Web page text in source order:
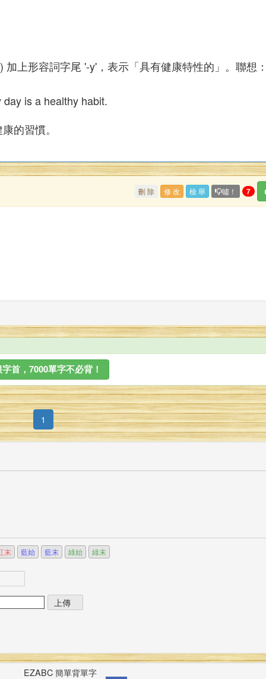
加上形容詞字尾 '-y'，表示「具有健康特性的」。聯想
is a healthy habit.
的習慣。
刪 除 修 改 檢 舉 噓！ 7
首，7000單字不必背！
1 (current)
末 藍始 藍末 綠始 綠末
EZABC 簡單背單字